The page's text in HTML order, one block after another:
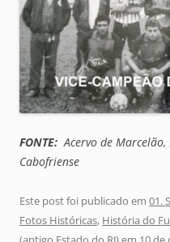
FONTE: Acervo de
Cabofriense
Este post foi publicado em 01.
Fotos Históricas, História do